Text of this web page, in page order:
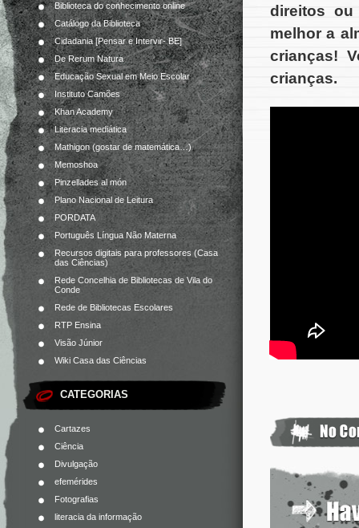
Biblioteca do conhecimento online
Catálogo da Biblioteca
Cidadania [Pensar e Intervir- BE]
De Rerum Natura
Educação Sexual em Meio Escolar
Instituto Camões
Khan Academy
Literacia mediática
Mathigon (gostar de matemática…)
Memoshoa
Pinzellades al món
Plano Nacional de Leitura
PORDATA
Português Língua Não Materna
Recursos digitais para professores (Casa
das Ciências)
Rede Concelhia de Bibliotecas de Vila do
Conde
Rede de Bibliotecas Escolares
RTP Ensina
Visão Júnior
Wiki Casa das Ciências
CATEGORIAS
Cartazes
Ciência
Divulgação
efemérides
Fotografias
literacia da informação
direitos ou
melhor a
crianças!
crianças.